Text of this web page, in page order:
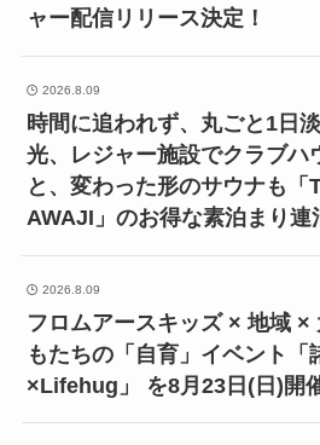
ャー配信リリース決定！
2026.8.09
時間に追われず、丸ごと1日
光、レジャー施設でクラブハ
と、変わった形のサウナも「
AWAJI」のお得な素泊まり連
2026.8.09
フロムアースキッズ × 地域 ×
もたちの「自育」イベント「
×Lifehug」 を8月23日(日)開